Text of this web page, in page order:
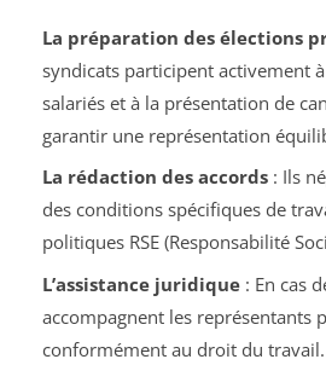
La préparation des élections
syndicats participent activement
salariés et à la présentation de
garantir une représentation
La rédaction des accords: Ils
des conditions spécifiques de
politiques RSE (Responsabilité
L’assistance juridique: En cas
accompagnent les représentants
conformément au droit du travail.